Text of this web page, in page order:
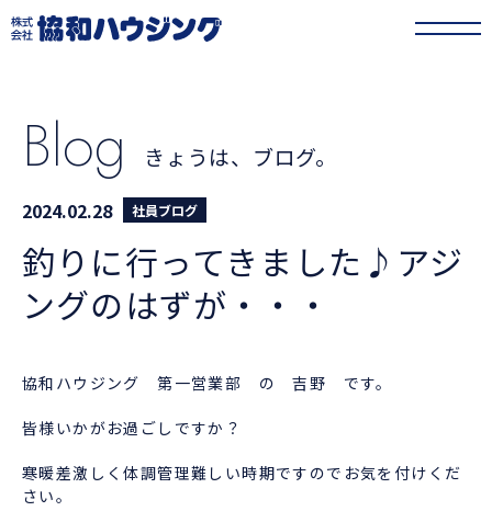
協和ハウジング >きょうは、ブログ。
ずが・・・
Blog きょうは、ブログ。
2024.02.28 社員ブログ
釣りに行ってきました♪アジ
ングのはずが・・・
協和ハウジング 第一営業部 の 吉野 です。
皆様いかがお過ごしですか？
寒暖差激しく体調管理難しい時期ですのでお気を付けくだ
さい。